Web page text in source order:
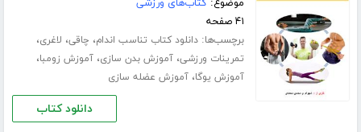
موضوع: کتاب‌های ورزشی
۴۱ صفحه
برچسب‌ها:دانلود کتاب تناسب اندام، چاقی، لاغری،
تمرینات ورزشی،آموزش بدن سازی،آموزش زومبا،
آموزش یوگا،آموزش عضله سازی
دانلود کتاب